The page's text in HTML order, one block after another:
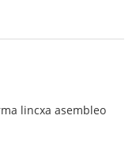
lincxa asembleo